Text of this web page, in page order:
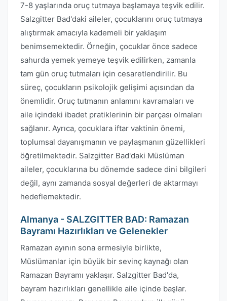
7-8 yaşlarında oruç tutmaya başlamaya teşvik edilir.
Salzgitter Bad'daki aileler, çocuklarını oruç tutmaya
alıştırmak amacıyla kademeli bir yaklaşım
benimsemektedir. Örneğin, çocuklar önce sadece
sahurda yemek yemeye teşvik edilirken, zamanla
tam gün oruç tutmaları için cesaretlendirilir. Bu
süreç, çocukların psikolojik gelişimi açısından da
önemlidir. Oruç tutmanın anlamını kavramaları ve
aile içindeki ibadet pratiklerinin bir parçası olmaları
sağlanır. Ayrıca, çocuklara iftar vaktinin önemi,
toplumsal dayanışmanın ve paylaşmanın güzellikleri
öğretilmektedir. Salzgitter Bad'daki Müslüman
aileler, çocuklarına bu dönemde sadece dini bilgileri
değil, aynı zamanda sosyal değerleri de aktarmayı
hedeflemektedir.
Almanya - SALZGITTER BAD: Ramazan
Bayramı Hazırlıkları ve Gelenekler
Ramazan ayının sona ermesiyle birlikte,
Müslümanlar için büyük bir sevinç kaynağı olan
Ramazan Bayramı yaklaşır. Salzgitter Bad'da,
bayram hazırlıkları genellikle aile içinde başlar.